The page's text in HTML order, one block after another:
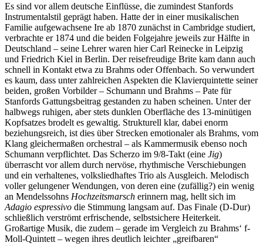
Es sind vor allem deutsche Einflüsse, die zumindest Stanfords
Instrumentalstil geprägt haben. Hatte der in einer musikalischen
Familie aufgewachsene Ire ab 1870 zunächst in Cambridge studiert,
verbrachte er 1874 und die beiden Folgejahre jeweils zur Hälfte in
Deutschland – seine Lehrer waren hier Carl Reinecke in Leipzig
und Friedrich Kiel in Berlin. Der reisefreudige Brite kam dann auch
schnell in Kontakt etwa zu Brahms oder Offenbach. So verwundert
es kaum, dass unter zahlreichen Aspekten die Klavierquintette seiner
beiden, großen Vorbilder – Schumann und Brahms – Pate für
Stanfords Gattungsbeitrag gestanden zu haben scheinen. Unter der
halbwegs ruhigen, aber stets dunklen Oberfläche des 13-minütigen
Kopfsatzes brodelt es gewaltig. Strukturell klar, dabei enorm
beziehungsreich, ist dies über Strecken emotionaler als Brahms, vom
Klang gleichermaßen orchestral – als Kammermusik ebenso noch
Schumann verpflichtet. Das Scherzo im 9/8-Takt (eine Jig)
überrascht vor allem durch nervöse, rhythmische Verschiebungen
und ein verhaltenes, volksliedhaftes Trio als Ausgleich. Melodisch
voller gelungener Wendungen, von deren eine (zufällig?) ein wenig
an Mendelssohns Hochzeitsmarsch erinnern mag, hellt sich im
Adagio espressivo die Stimmung langsam auf. Das Finale (D-Dur)
schließlich verströmt erfrischende, selbstsichere Heiterkeit.
Großartige Musik, die zudem – gerade im Vergleich zu Brahms‘ f-
Moll-Quintett – wegen ihres deutlich leichter „greifbaren“